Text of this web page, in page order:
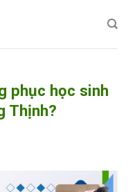
phục học sinh
Thịnh?